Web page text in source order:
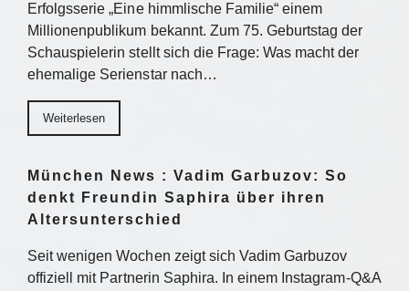
Erfolgsserie „Eine himmlische Familie“ einem
Millionenpublikum bekannt. Zum 75. Geburtstag der
Schauspielerin stellt sich die Frage: Was macht der
ehemalige Serienstar nach…
Weiterlesen
München News : Vadim Garbuzov: So
denkt Freundin Saphira über ihren
Altersunterschied
Seit wenigen Wochen zeigt sich Vadim Garbuzov
offiziell mit Partnerin Saphira. In einem Instagram-Q&A